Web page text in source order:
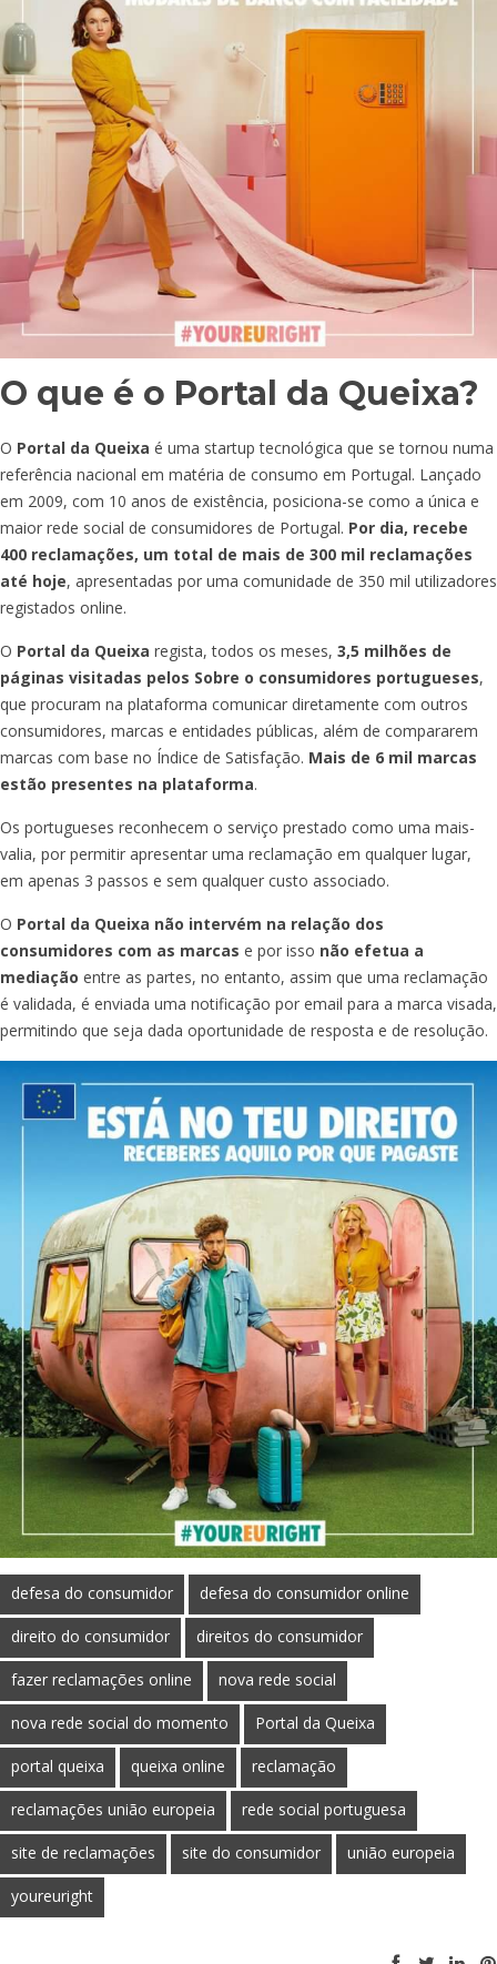
O que é o Portal da Queixa?
O Portal da Queixa é uma startup tecnológica que se tornou numa
referência nacional em matéria de consumo em Portugal. Lançado
em 2009, com 10 anos de existência, posiciona-se como a única e
maior rede social de consumidores de Portugal. Por dia, recebe
400 reclamações, um total de mais de 300 mil reclamações
até hoje, apresentadas por uma comunidade de 350 mil utilizadores
registados online.
O Portal da Queixa regista, todos os meses, 3,5 milhões de
páginas visitadas pelos Sobre o consumidores portugueses,
que procuram na plataforma comunicar diretamente com outros
consumidores, marcas e entidades públicas, além de compararem
marcas com base no Índice de Satisfação. Mais de 6 mil marcas
estão presentes na plataforma.
Os portugueses reconhecem o serviço prestado como uma mais-
valia, por permitir apresentar uma reclamação em qualquer lugar,
em apenas 3 passos e sem qualquer custo associado.
O Portal da Queixa não intervém na relação dos
consumidores com as marcas e por isso não efetua a
mediação entre as partes, no entanto, assim que uma reclamação
é validada, é enviada uma notificação por email para a marca visada,
permitindo que seja dada oportunidade de resposta e de resolução.
defesa do consumidor defesa do consumidor online
direito do consumidor direitos do consumidor
fazer reclamações online nova rede social
nova rede social do momento Portal da Queixa
portal queixa queixa online reclamação
reclamações união europeia rede social portuguesa
site de reclamações site do consumidor união europeia
youreuright